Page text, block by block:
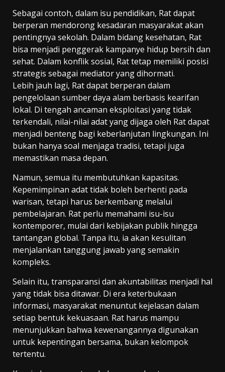
Sebagai contoh, dalam isu pendidikan, Rat dapat
berperan mendorong kesadaran masyarakat akan
pentingnya sekolah. Dalam bidang kesehatan, Rat
bisa menjadi penggerak kampanye hidup bersih dan
sehat. Dalam konflik sosial, Rat tetap memiliki posisi
strategis sebagai mediator yang dihormati.
Lebih jauh lagi, Rat dapat berperan dalam
pengelolaan sumber daya alam berbasis kearifan
lokal. Di tengah ancaman eksploitasi yang tidak
terkendali, nilai-nilai adat yang dijaga oleh Rat dapat
menjadi benteng bagi keberlanjutan lingkungan. Ini
bukan hanya soal menjaga tradisi, tetapi juga
memastikan masa depan.
Namun, semua itu membutuhkan kapasitas.
Kepemimpinan adat tidak boleh berhenti pada
warisan, tetapi harus berkembang melalui
pembelajaran. Rat perlu memahami isu-isu
kontemporer, mulai dari kebijakan publik hingga
tantangan global. Tanpa itu, ia akan kesulitan
menjalankan tanggung jawab yang semakin
kompleks.
Selain itu, transparansi dan akuntabilitas menjadi hal
yang tidak bisa ditawar. Di era keterbukaan
informasi, masyarakat menuntut kejelasan dalam
setiap bentuk kekuasaan. Rat harus mampu
menunjukkan bahwa kewenangannya digunakan
untuk kepentingan bersama, bukan kelompok
tertentu.